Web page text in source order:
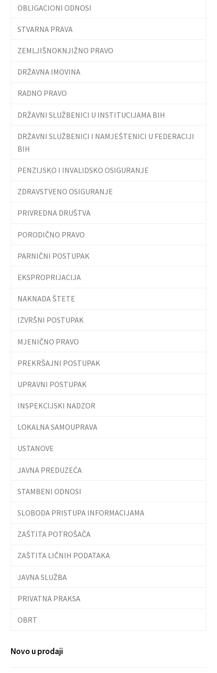
OBLIGACIONI ODNOSI
STVARNA PRAVA
ZEMLJIŠNOKNJIŽNO PRAVO
DRŽAVNA IMOVINA
RADNO PRAVO
DRŽAVNI SLUŽBENICI U INSTITUCIJAMA BIH
DRŽAVNI SLUŽBENICI I NAMJEŠTENICI U FEDERACIJI
BIH
PENZIJSKO I INVALIDSKO OSIGURANJE
ZDRAVSTVENO OSIGURANJE
PRIVREDNA DRUŠTVA
PORODIČNO PRAVO
PARNIČNI POSTUPAK
EKSPROPRIJACIJA
NAKNADA ŠTETE
IZVRŠNI POSTUPAK
MJENIČNO PRAVO
PREKRŠAJNI POSTUPAK
UPRAVNI POSTUPAK
INSPEKCIJSKI NADZOR
LOKALNA SAMOUPRAVA
USTANOVE
JAVNA PREDUZEĆA
STAMBENI ODNOSI
SLOBODA PRISTUPA INFORMACIJAMA
ZAŠTITA POTROŠAČA
ZAŠTITA LIČNIH PODATAKA
JAVNA SLUŽBA
PRIVATNA PRAKSA
OBRT
Novo u prodaji